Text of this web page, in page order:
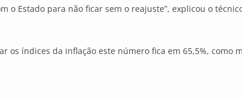
Estado para não ficar sem o reajuste”, explicou o
os índices da inflação este número fica em 65,5%, como